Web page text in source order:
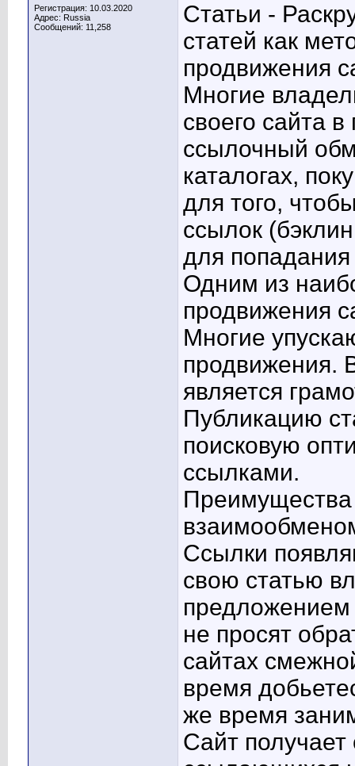
Регистрация: 10.03.2020
Адрес: Russia
Сообщений: 11,258
Статьи -
статей как
продвижения
Многие
своего сайта
ссылочный
каталогах,
для того,
ссылок
для
Одним из
продвижения
Многие
продвижения.
является
Публикацию
поисковую
ссылками.
Ссылки
свою статью
предложением
не просят
сайтах
время
же время
Сайт